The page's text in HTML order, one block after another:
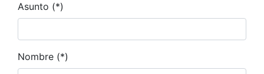
Asunto (*)
Nombre (*)